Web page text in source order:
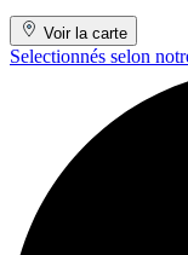
Voir la carte
Selectionnés selon